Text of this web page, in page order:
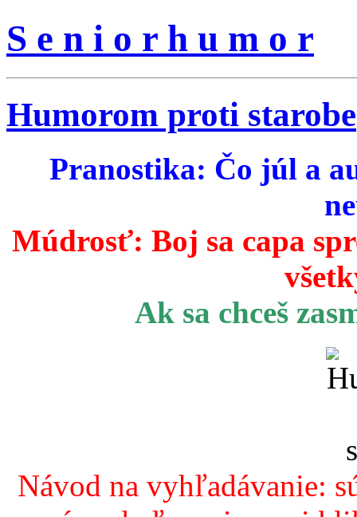
S e n i o r h u m o r
Humorom proti starobe
Pranostika: Čo júl a
Múdrosť: Boj sa capa
Ak sa chceš
Návod na vyhľadávanie: